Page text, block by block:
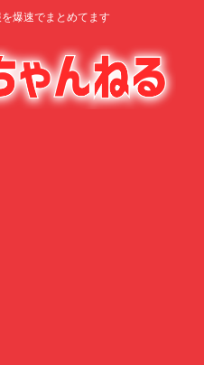
爆速でまとめてます